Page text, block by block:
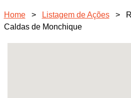
Home > Listagem de Ações >
Caldas de Monchique